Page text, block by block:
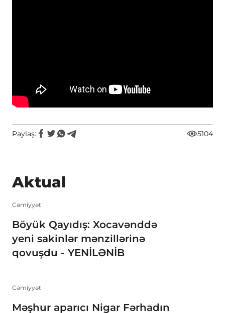
Paylaş: 5104
Aktual
Cəmiyyət
Böyük Qayıdış: Xocavənddə
yeni sakinlər mənzillərinə
qovuşdu - YENİLƏNİB
Cəmiyyət
Məşhur aparıcı Nigar Fərhadın